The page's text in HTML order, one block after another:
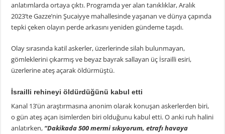
anlatımlarda ortaya çıktı. Programda yer alan tanıklıklar, Aralık
2023’te Gazze’nin Şucaiyye mahallesinde yaşanan ve dünya çapında
tepki çeken olayın perde arkasını yeniden gündeme taşıdı.
Olay sırasında katil askerler, üzerlerinde silah bulunmayan,
gömleklerini çıkarmış ve beyaz bayrak sallayan üç İsrailli esiri,
üzerlerine ateş açarak öldürmüştü.
İsrailli rehineyi öldürdüğünü kabul etti
Kanal 13’ün araştırmasına anonim olarak konuşan askerlerden biri,
o gün ateş açan isimlerden biri olduğunu kabul etti. O anki ruh halini
anlatırken, “Dakikada 500 mermi sıkıyorum, etrafı havaya